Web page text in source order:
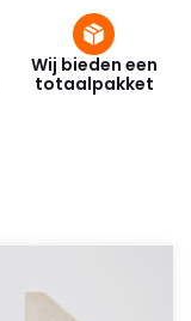
Wij bieden een
totaalpakket